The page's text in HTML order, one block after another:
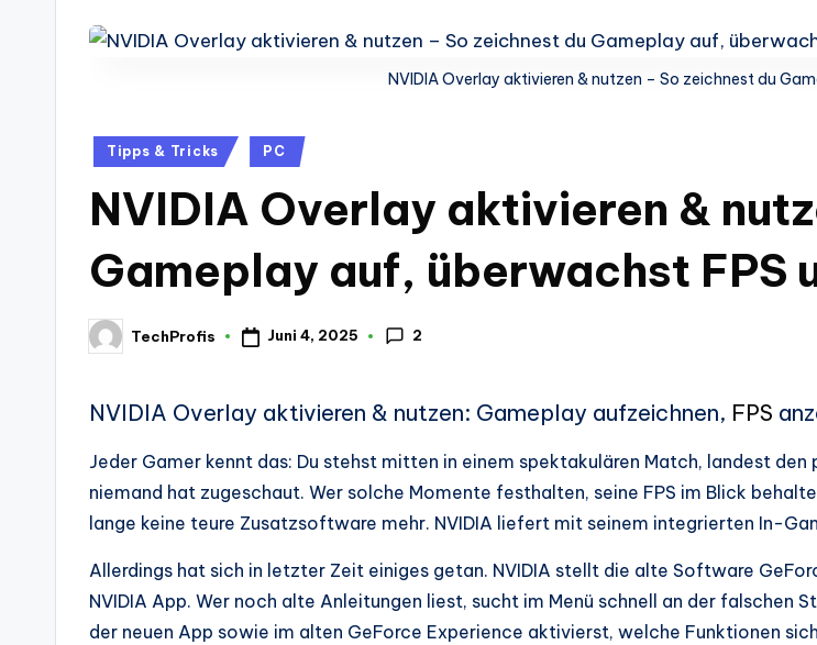
Berichte
NVIDIA Overlay aktivieren & nutzen – So zeichnest du
Posted
Tipps & Tricks PC
NVIDIA Overlay aktivieren &
Gameplay auf, überwachst FPS
Posted
by
TechProfis Juni 4, 2025 2
NVIDIA Overlay aktivieren & nutzen: Gameplay aufzeichnen, FPS
Jeder Gamer kennt das: Du stehst mitten in einem spektakulären Match, landest
niemand hat zugeschaut. Wer solche Momente festhalten, seine FPS im Blick
lange keine teure Zusatzsoftware mehr. NVIDIA liefert mit seinem integrierten In-
Allerdings hat sich in letzter Zeit einiges getan. NVIDIA stellt die alte Software
NVIDIA App. Wer noch alte Anleitungen liest, sucht im Menü schnell an der falschen
der neuen App sowie im alten GeForce Experience aktivierst, welche Funktionen